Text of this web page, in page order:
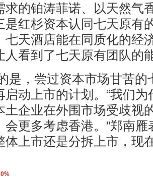
求的铂涛菲诺、以天然气
是红杉资本认同七天原有
七天酒店能在同质化的经
人看到了七天原有团队的
是，尝过资本市场甘苦的
启动上市的计划。“我们
土企业在外围市场受歧视
会更多考虑香港。”郑南
体上市还是分拆上市，现
0%